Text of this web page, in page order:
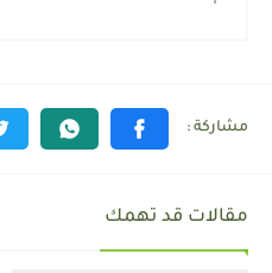
مقالات قد تهمك